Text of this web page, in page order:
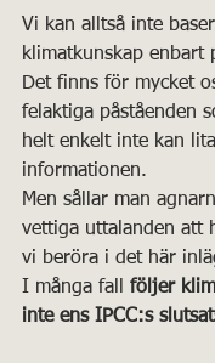
Vi kan alltså inte
klimatkunskap enbart
Det finns för mycket
felaktiga påståenden
helt enkelt inte kan
informationen.
Men sållar man
vettiga uttalanden att
vi beröra i det här
I många fall följer
inte ens IPCC:s